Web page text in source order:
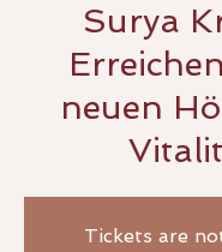
Surya
neuen
Tickets are